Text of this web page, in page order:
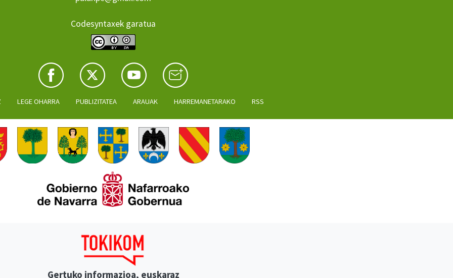
Codesyntaxek garatua
LEGE OHARRA PUBLIZITATEA ARAUAK HARREMANETARAKO RSS
Gertuko informazioa, euskaraz